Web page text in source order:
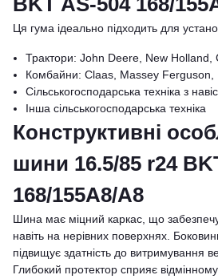
Ця гума ідеально підходить для
Трактори: John Deere, New Holland,
Комбайни: Claas, Massey Ferguson,
Сільськогосподарська техніка з
Інша сільськогосподарська техніка
Конструктивні
шини 16.5/85 r24
168/155A8/A8
Шина має міцний каркас, що
навіть на нерівних поверхнях.
підвищує здатність до витримування
Глибокий протектор сприяє відмінному